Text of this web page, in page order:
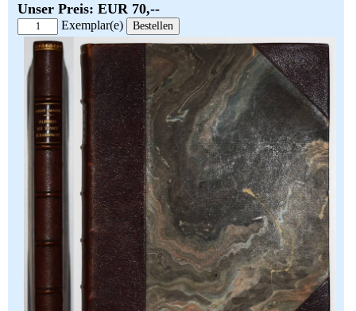
Ankauf
Links
Impressum
Unser Preis: EUR 70,--
Exemplar(e)